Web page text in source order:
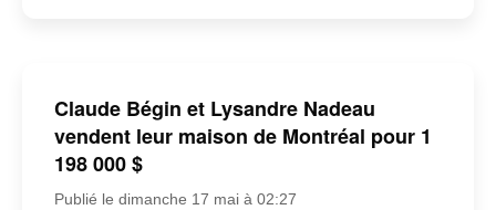
Claude Bégin et Lysandre Nadeau
vendent leur maison de Montréal pour 1
198 000 $
Publié le dimanche 17 mai à 02:27